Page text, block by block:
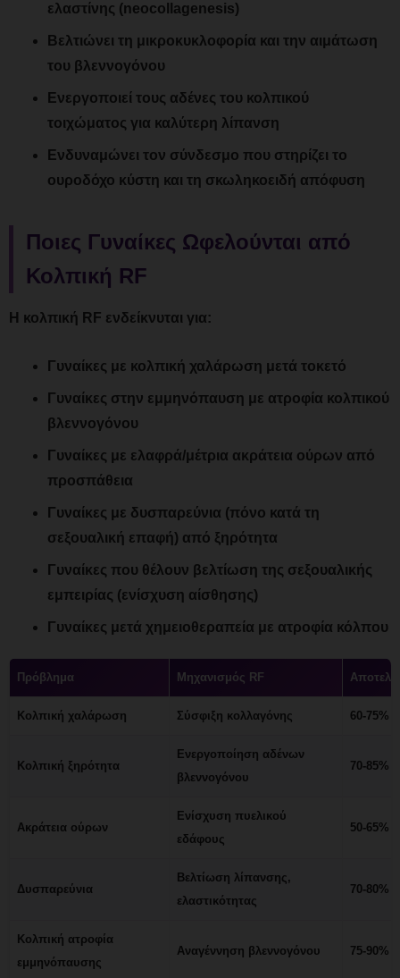
ελαστίνης (neocollagenesis)
Βελτιώνει τη μικροκυκλοφορία και την αιμάτωση
του βλεννογόνου
Ενεργοποιεί τους αδένες του κολπικού
τοιχώματος για καλύτερη λίπανση
Ενδυναμώνει τον σύνδεσμο που στηρίζει το
ουροδόχο κύστη και τη σκωληκοειδή απόφυση
Ποιες Γυναίκες Ωφελούνται από
Κολπική RF
Η κολπική RF ενδείκνυται για:
Γυναίκες με κολπική χαλάρωση μετά τοκετό
Γυναίκες στην εμμηνόπαυση με ατροφία κολπικού
βλεννογόνου
Γυναίκες με ελαφρά/μέτρια ακράτεια ούρων από
προσπάθεια
Γυναίκες με δυσπαρεύνια (πόνο κατά τη
σεξουαλική επαφή) από ξηρότητα
Γυναίκες που θέλουν βελτίωση της σεξουαλικής
εμπειρίας (ενίσχυση αίσθησης)
Γυναίκες μετά χημειοθεραπεία με ατροφία κόλπου
Πρόβλημα Μηχανισμός RF
Κολπική χαλάρωση Σύσφιξη κολλαγόνης 60-75%
Κολπική ξηρότητα
Ενεργοποίηση αδένων
βλεννογόνου
70-85%
Ακράτεια ούρων
Ενίσχυση πυελικού
εδάφους
50-65%
Δυσπαρεύνια
Βελτίωση λίπανσης,
ελαστικότητας
70-80%
Κολπική ατροφία
εμμηνόπαυσης
Αναγέννηση βλεννογόνου 75-90%